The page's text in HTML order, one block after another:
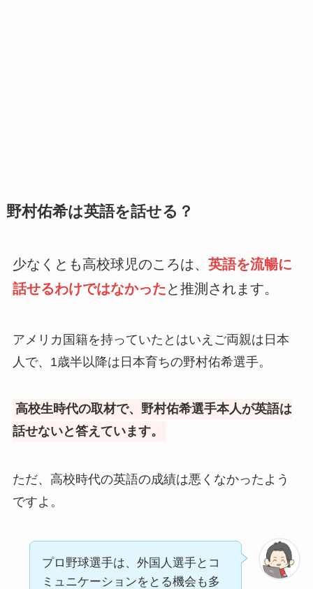
野村佑希は英語を話せる？
少なくとも高校球児のころは、 英語を流暢に
話せるわけではなかったと推測されます。
アメリカ国籍を持っていたとはいえご両親は日本
人で、1歳半以降は日本育ちの野村佑希選手。
高校生時代の取材で、野村佑希選手本人が英語は
話せないと答えています。
ただ、高校時代の英語の成績は悪くなかったよう
ですよ。
プロ野球選手は、外国人選手とコ
ミュニケーションをとる機会も多